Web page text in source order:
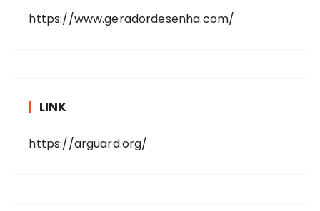
https://www.geradordesenha.com/
LINK
https://arguard.org/